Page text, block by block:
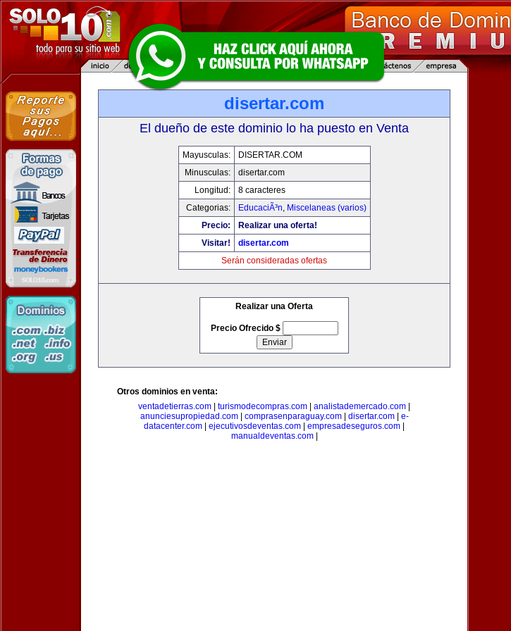
disertar.com
El dueño de este dominio lo ha puesto en Venta
Mayusculas:
DISERTAR.COM
Minusculas:
disertar.com
Longitud:
8 caracteres
Categorias:
EducaciÃ³n, Miscelaneas (varios)
Precio:
Realizar una oferta!
Visitar!
disertar.com
Serán consideradas ofertas
Realizar una Oferta
Precio Ofrecido $
Otros dominios en venta:
ventadetierras.com
turismodecompras.com analistademercado.com
anunciesupropiedad.com| comprasenparaguay.com| disertar.com| e-
datacenter.com
ejecutivosdeventas.com empresadeseguros.com
manualdeventas.com|